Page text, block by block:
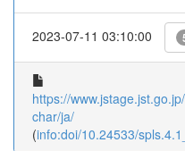
2023-07-11 03:10:00
https://
char/ja/
(info:doi/10.24533/